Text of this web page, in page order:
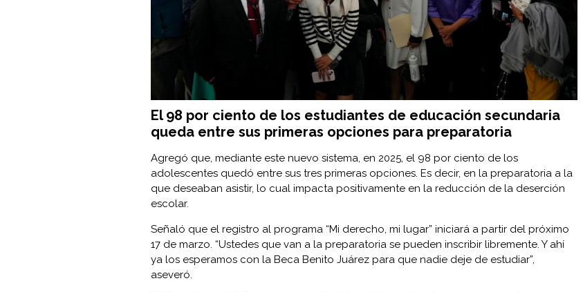
El 98 por ciento de los estudiantes de educación secundaria
queda entre sus primeras opciones para preparatoria
Agregó que, mediante este nuevo sistema, en 2025, el 98 por ciento de los
adolescentes quedó entre sus tres primeras opciones. Es decir, en la preparatoria a la
que deseaban asistir, lo cual impacta positivamente en la reducción de la deserción
escolar.
Señaló que el registro al programa “Mi derecho, mi lugar” iniciará a partir del próximo
17 de marzo. “Ustedes que van a la preparatoria se pueden inscribir libremente. Y ahí
ya los esperamos con la Beca Benito Juárez para que nadie deje de estudiar”,
aseveró.